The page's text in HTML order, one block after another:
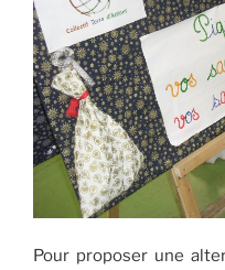
Pour proposer une